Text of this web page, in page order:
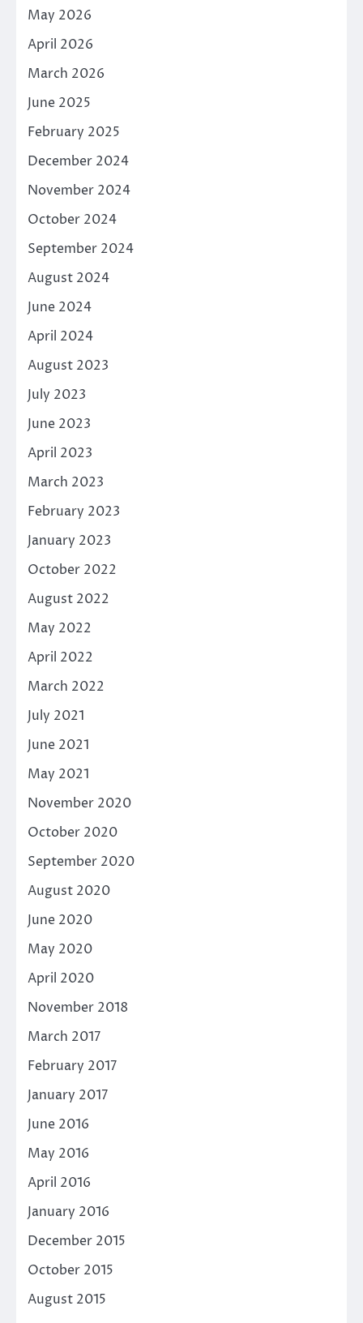
May 2026
April 2026
March 2026
June 2025
February 2025
December 2024
November 2024
October 2024
September 2024
August 2024
June 2024
April 2024
August 2023
July 2023
June 2023
April 2023
March 2023
February 2023
January 2023
October 2022
August 2022
May 2022
April 2022
March 2022
July 2021
June 2021
May 2021
November 2020
October 2020
September 2020
August 2020
June 2020
May 2020
April 2020
November 2018
March 2017
February 2017
January 2017
June 2016
May 2016
April 2016
January 2016
December 2015
October 2015
August 2015